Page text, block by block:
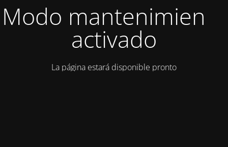
Modo mantenimiento
activado
La página estará disponible pronto